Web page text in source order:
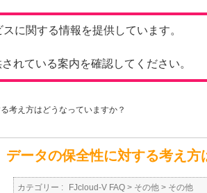
に関する情報を提供しています。
れている案内を確認してください。
考え方はどうなっていますか？
データの保全性に対する考え方
カテゴリー : FJcloud-V FAQ > その他 > その他